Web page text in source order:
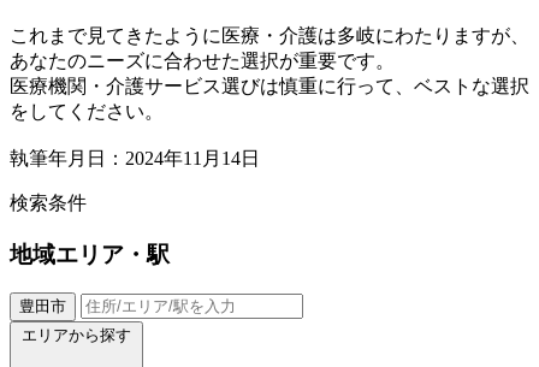
これまで見てきたように医療・介護は多岐にわたりますが、
あなたのニーズに合わせた選択が重要です。
医療機関・介護サービス選びは慎重に行って、ベストな選択
をしてください。
執筆年月日：2024年11月14日
検索条件
地域エリア・駅
豊田市
エリアから探す